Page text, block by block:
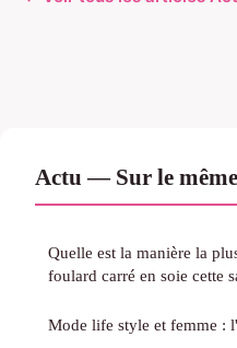
Actu — Sur le
Quelle est la manière la
foulard carré en soie cette
Mode life style et femme :